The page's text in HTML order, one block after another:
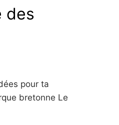
des
pour ta
bretonne Le